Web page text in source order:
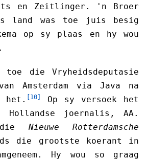
en Zeitlinger. 'n Broer
land was toe juis besig
op sy plaas en hy wou
toe die Vryheidsdeputasie
Amsterdam via Java na
het.
[10]
Op sy versoek het
Hollandse joernalis, AA.
die Nieuwe Rotterdamsche
die grootste koerant in
Hy wou so graag